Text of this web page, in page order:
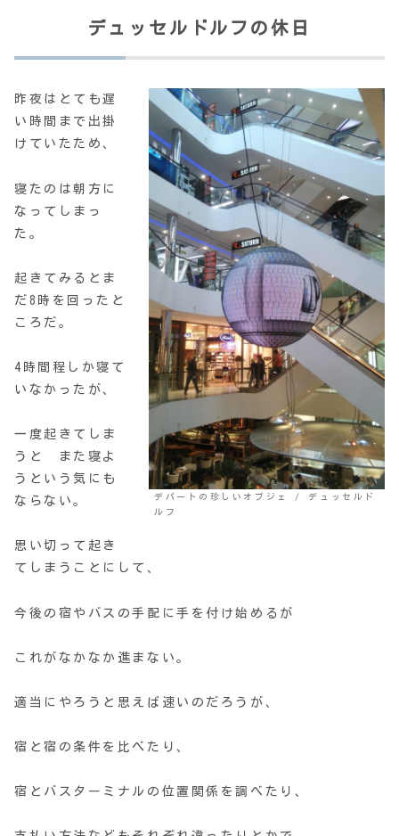
デュッセルドルフの休日
デパートの珍しいオブジェ / デュッセルド
ルフ
昨夜はとても遅
い時間まで出掛
けていたため、
寝たのは朝方に
なってしまっ
た。
起きてみるとま
だ8時を回ったと
ころだ。
4時間程しか寝て
いなかったが、
一度起きてしま
うと また寝よ
うという気にも
ならない。
思い切って起き
てしまうことにして、
今後の宿やバスの手配に手を付け始めるが
これがなかなか進まない。
適当にやろうと思えば速いのだろうが、
宿と宿の条件を比べたり、
宿とバスターミナルの位置関係を調べたり、